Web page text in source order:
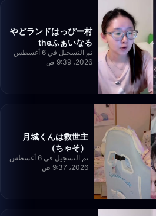
やどランドはっぴー村
theふぁいなる
تم التسجيل في 6 أغسطس
2026، 9:39 ص
月城くんは救世主
（ちゃそ）
تم التسجيل في 6 أغسطس
2026، 9:37 ص